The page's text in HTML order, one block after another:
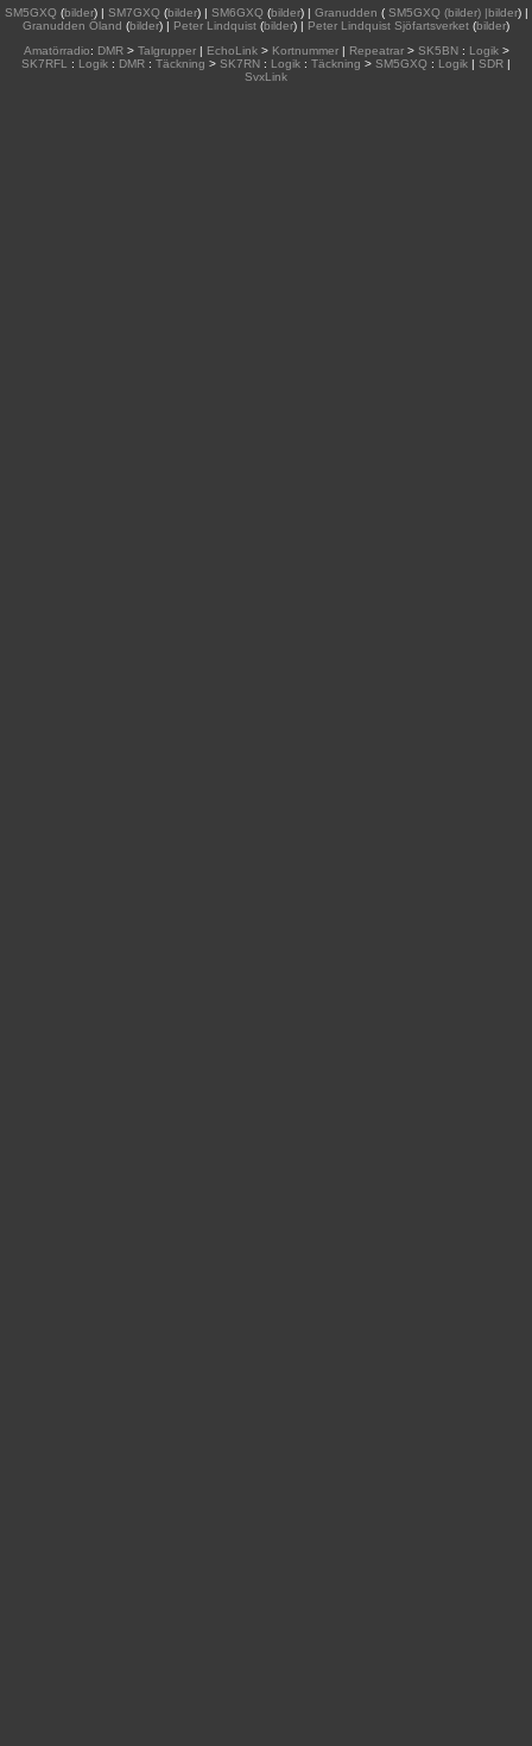
SM5GXQ(bilder) | SM7GXQ(bilder) | SM6GXQ(bilder) | Granudden (SM5GXQ (bilder) |bilder) |
Granudden Öland (bilder) | Peter Lindquist (bilder) | Peter Lindquist Sjöfartsverket (bilder)
Amatörradio: DMR> Talgrupper| EchoLink> Kortnummer| Repeatrar> SK5BN: Logik>
SK7RFL
: Logik : DMR : Täckning > SK7RN : Logik : Täckning > SM5GXQ : Logik | SDR |
SvxLink